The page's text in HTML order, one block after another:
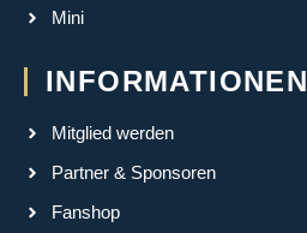
Mini
INFORMATIONEN
Mitglied werden
Partner & Sponsoren
Fanshop